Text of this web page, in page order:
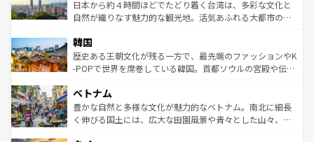
情報はコンテンツ一覧を参照してほしい。
人々、おいしいローカルフードやハワイアンミュージッ
ク、伝統的なフラダンスなど、すべてがハワイの魅力を彩
ワイを、存分に味わってほしい。 なお、新着のハワイ情報
はコンテンツ一覧を参照してほしい。
ク）、タスマニアの美しい原生林やケアンズの熱帯雨林な
ど、見どころがたくさん。また、カフェやワイン、オージ
いる。アクティビティも充実しており、サーフィンやダイ
ビング、ハイキングなど、アウトドア好きにはたまらな
い。オーストラリアの多彩な魅力を存分に味わいつくそ
参照してほしい。
日本から約４時間ほどでたどり着く台湾は、多彩な文化と
自然が織りなす魅力的な観光地。活気あふれる大都市の台
ン）、静ひつな山岳地帯である台湾東部など、都市の喧騒
と山間の静けさが共存しており、訪れる人に新しい発見と
驚きをもたらしてくれる。また、奥深い台湾の食文化も魅
容にもいいと評判のスイーツなど、バラエティ豊かな料理
が味わえる。 なお、新着の台湾情報は コンテンツ一覧を参
照してほしい。
韓国
歴史ある王朝文化が残る一方で、最先端のファッションやK
-POPで世界を席巻している韓国。首都ソウルの宮殿や伝統
き、地方に足を延ばせば四季折々の自然美を楽しむことが
できる。そして、キムチや焼肉、絶品のストリートフード
まで、さまざまな韓国料理が待っている。夜には、韓国な
ベトナム
豊かな自然と多様な文化が魅力的なベトナム。南北に細長
く伸びる国土には、広大な田園風景や青々とした山々、世